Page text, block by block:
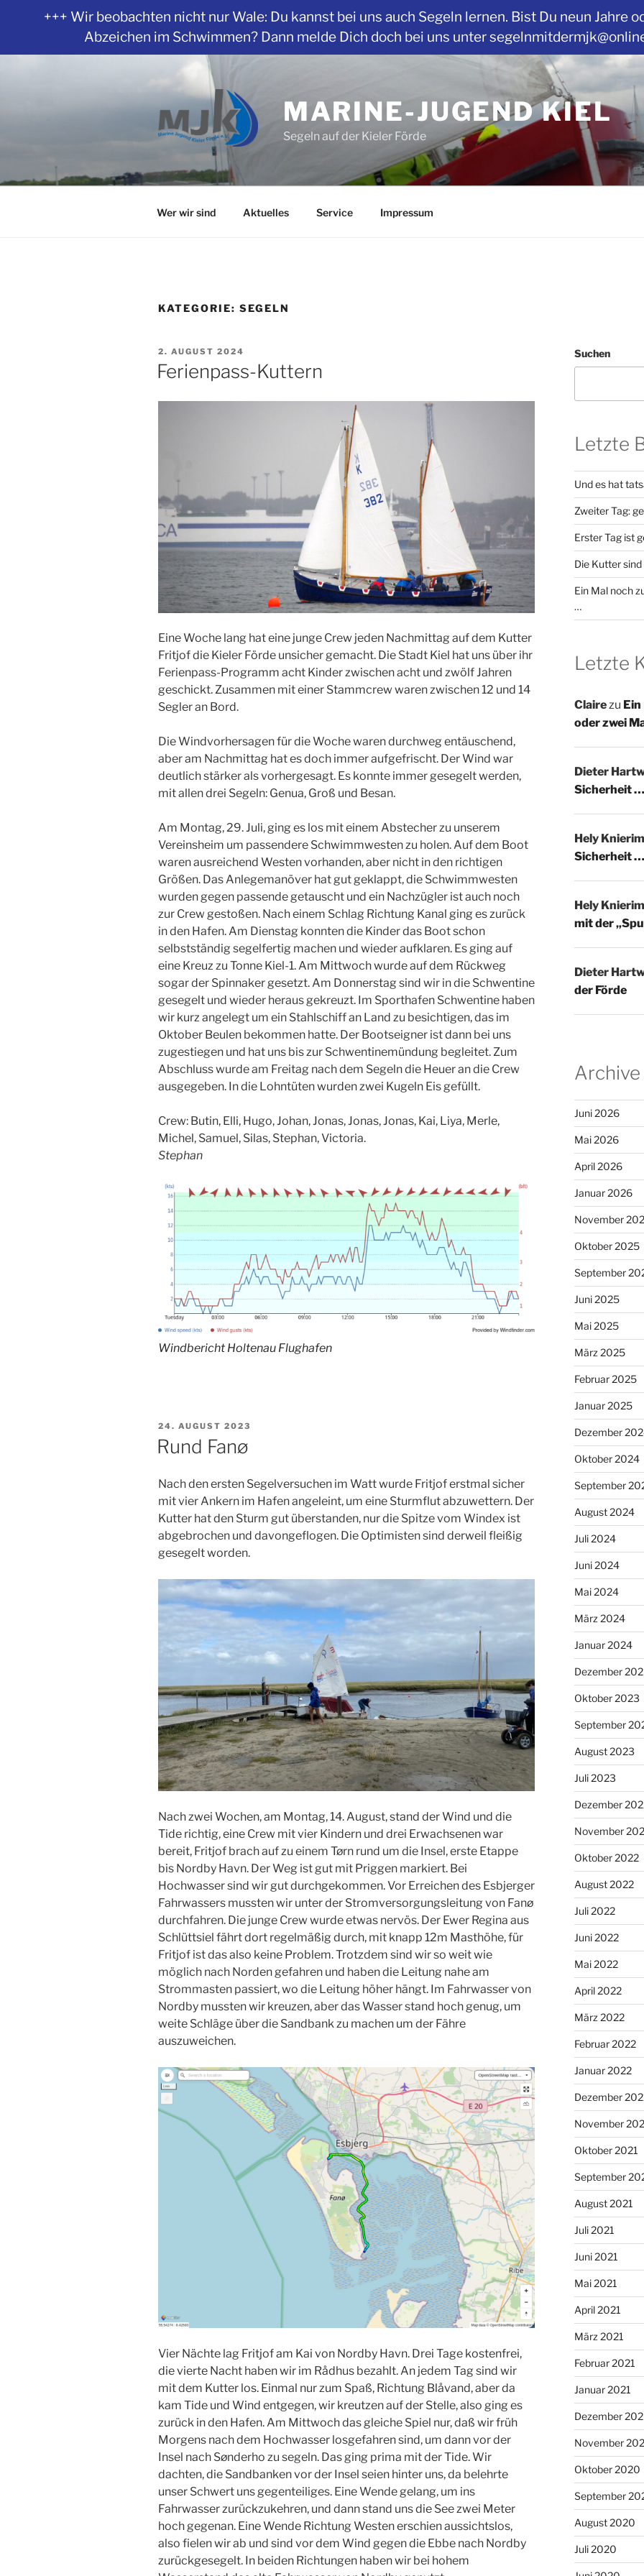
MARINE-JUGEND KIEL
Segeln auf der Kieler Förde
Wer wir sind Aktuelles Service Impressum
KATEGORIE: SEGELN
VERÖFFENTLICHT
AM
2. AUGUST 2024
Ferienpass-Kuttern
Eine Woche lang hat eine junge Crew jeden Nachmittag auf dem Kutter
Fritjof die Kieler Förde unsicher gemacht. Die Stadt Kiel hat uns über ihr
Ferienpass-Programm acht Kinder zwischen acht und zwölf Jahren
geschickt. Zusammen mit einer Stammcrew waren zwischen 12 und 14
Segler an Bord.
Die Windvorhersagen für die Woche waren durchweg entäuschend,
aber am Nachmittag hat es doch immer aufgefrischt. Der Wind war
deutlich stärker als vorhergesagt. Es konnte immer gesegelt werden,
mit allen drei Segeln: Genua, Groß und Besan.
Am Montag, 29. Juli, ging es los mit einem Abstecher zu unserem
Vereinsheim um passendere Schwimmwesten zu holen. Auf dem Boot
waren ausreichend Westen vorhanden, aber nicht in den richtigen
Größen. Das Anlegemanöver hat gut geklappt, die Schwimmwesten
wurden gegen passende getauscht und ein Nachzügler ist auch noch
zur Crew gestoßen. Nach einem Schlag Richtung Kanal ging es zurück
in den Hafen. Am Dienstag konnten die Kinder das Boot schon
selbstständig segelfertig machen und wieder aufklaren. Es ging auf
eine Kreuz zu Tonne Kiel-1. Am Mittwoch wurde auf dem Rückweg
sogar der Spinnaker gesetzt. Am Donnerstag sind wir in die Schwentine
gesegelt und wieder heraus gekreuzt. Im Sporthafen Schwentine haben
wir kurz angelegt um ein Stahlschiff an Land zu besichtigen, das im
Oktober Beulen bekommen hatte. Der Bootseigner ist dann bei uns
zugestiegen und hat uns bis zur Schwentinemündung begleitet. Zum
Abschluss wurde am Freitag nach dem Segeln die Heuer an die Crew
ausgegeben. In die Lohntüten wurden zwei Kugeln Eis gefüllt.
Crew: Butin, Elli, Hugo, Johan, Jonas, Jonas, Jonas, Kai, Liya, Merle,
Michel, Samuel, Silas, Stephan, Victoria.
Stephan
Windbericht Holtenau Flughafen
VERÖFFENTLICHT
AM
24. AUGUST 2023
Rund Fanø
Nach den ersten Segelversuchen im Watt wurde Fritjof erstmal sicher
mit vier Ankern im Hafen angeleint, um eine Sturmflut abzuwettern. Der
Kutter hat den Sturm gut überstanden, nur die Spitze vom Windex ist
abgebrochen und davongeflogen. Die Optimisten sind derweil fleißig
gesegelt worden.
Nach zwei Wochen, am Montag, 14. August, stand der Wind und die
Tide richtig, eine Crew mit vier Kindern und drei Erwachsenen war
bereit, Fritjof brach auf zu einem Tørn rund um die Insel, erste Etappe
bis Nordby Havn. Der Weg ist gut mit Priggen markiert. Bei
Hochwasser sind wir gut durchgekommen. Vor Erreichen des Esbjerger
Fahrwassers mussten wir unter der Stromversorgungsleitung von Fanø
durchfahren. Die junge Crew wurde etwas nervös. Der Ewer Regina aus
Schlüttsiel fährt dort regelmäßig durch, mit knapp 12m Masthöhe, für
Fritjof ist das also keine Problem. Trotzdem sind wir so weit wie
möglich nach Norden gefahren und haben die Leitung nahe am
Strommasten passiert, wo die Leitung höher hängt. Im Fahrwasser von
Nordby mussten wir kreuzen, aber das Wasser stand hoch genug, um
weite Schläge über die Sandbank zu machen um der Fähre
auszuweichen.
Vier Nächte lag Fritjof am Kai von Nordby Havn. Drei Tage kostenfrei,
die vierte Nacht haben wir im Rådhus bezahlt. An jedem Tag sind wir
mit dem Kutter los. Einmal nur zum Spaß, Richtung Blåvand, aber da
kam Tide und Wind entgegen, wir kreutzen auf der Stelle, also ging es
zurück in den Hafen. Am Mittwoch das gleiche Spiel nur, daß wir früh
Morgens nach dem Hochwasser losgefahren sind, um dann vor der
Insel nach Sønderho zu segeln. Das ging prima mit der Tide. Wir
dachten, die Sandbanken vor der Insel seien hinter uns, da belehrte
unser Schwert uns gegenteiliges. Eine Wende gelang, um ins
Fahrwasser zurückzukehren, und dann stand uns die See zwei Meter
hoch gegenan. Eine Wende Richtung Westen erschien aussichtslos,
also fielen wir ab und sind vor dem Wind gegen die Ebbe nach Nordby
zurückgesegelt. In beiden Richtungen haben wir bei hohem
Suchen
Letzte
Und es hat
Zweiter Tag:
Erster Tag ist
Die Kutter
Ein Mal noch
…
Letzte
Clairezu
oder zwei
Dieter
Sicherheit
Hely Knierim
Sicherheit
Hely Knierim
mit der
Dieter
der Förde
Archive
Juni 2026
Mai 2026
April 2026
Januar 2026
November
Oktober 2025
September
Juni 2025
Mai 2025
März 2025
Februar 2025
Januar 2025
Dezember
Oktober 2024
September
August 2024
Juli 2024
Juni 2024
Mai 2024
März 2024
Januar 2024
Dezember
Oktober 2023
September
August 2023
Juli 2023
Dezember
November
Oktober 2022
August 2022
Juli 2022
Juni 2022
Mai 2022
April 2022
März 2022
Februar 2022
Januar 2022
Dezember
November
Oktober 2021
September
August 2021
Juli 2021
Juni 2021
Mai 2021
April 2021
März 2021
Februar 2021
Januar 2021
Dezember
November
Oktober 2020
September
August 2020
Juli 2020
+++ Wir beobachten nicht nur Wale: Du kannst bei uns auch Segeln lernen. Bist Du neun Jahre
Abzeichen im Schwimmen? Dann melde Dich doch bei uns unter